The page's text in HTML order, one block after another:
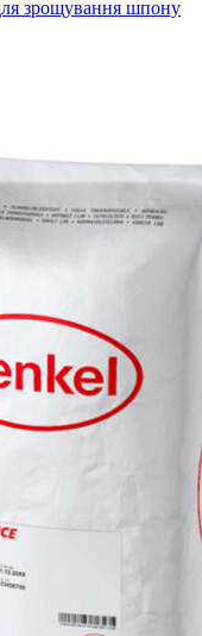
зрощування шпону